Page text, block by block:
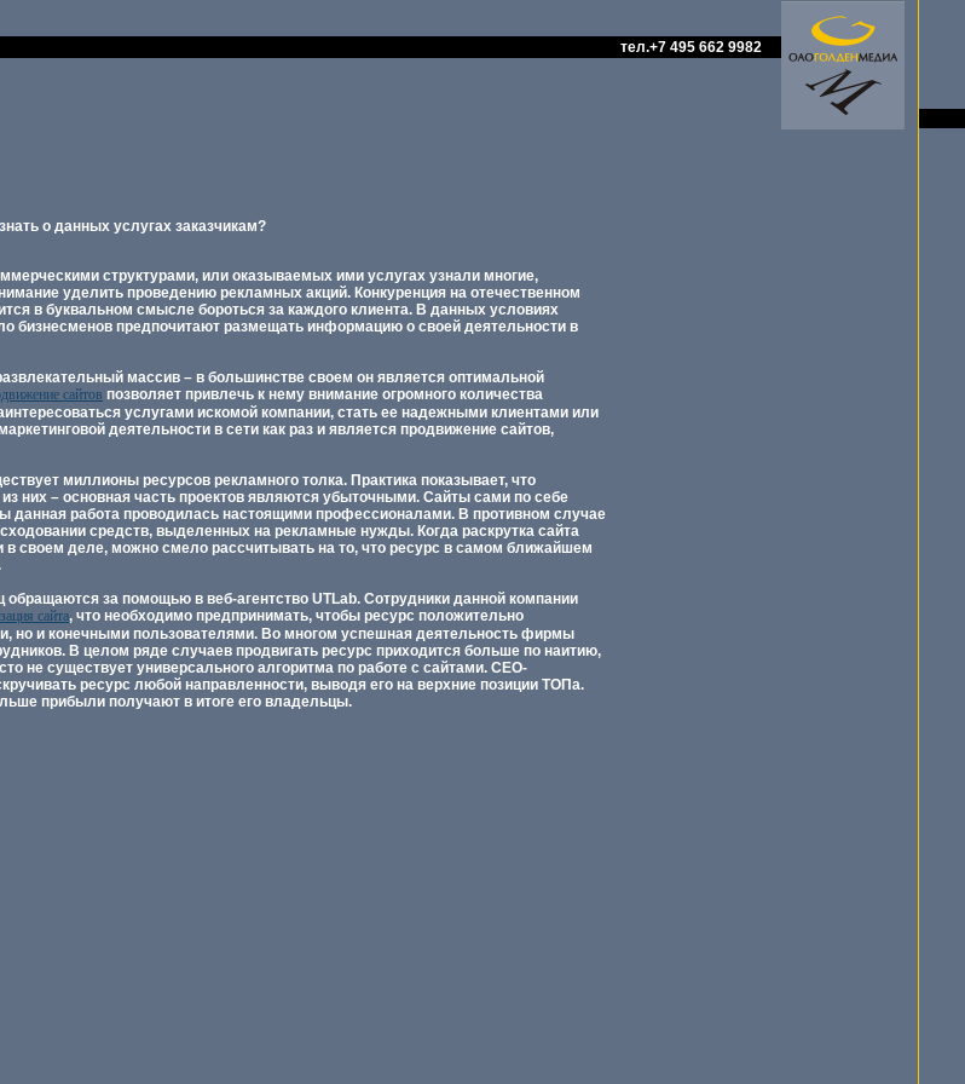
тел.+7 495 662 9982
о данных услугах заказчикам?
структурами, или оказываемых ими услугах узнали многие,
уделить проведению рекламных акций. Конкуренция на отечественном
в буквальном смысле бороться за каждого клиента. В данных условиях
бизнесменов предпочитают размещать информацию о своей деятельности в
массив – в большинстве своем он является оптимальной
сайтов позволяет привлечь к нему внимание огромного количества
услугами искомой компании, стать ее надежными клиентами или
деятельности в сети как раз и является продвижение сайтов,
миллионы ресурсов рекламного толка. Практика показывает, что
них – основная часть проектов являются убыточными. Сайты сами по себе
данная работа проводилась настоящими профессионалами. В противном случае
средств, выделенных на рекламные нужды. Когда раскрутка сайта
своем деле, можно смело рассчитывать на то, что ресурс в самом ближайшем
за помощью в веб-агентство UTLab. Сотрудники данной компании
сайта, что необходимо предпринимать, чтобы ресурс положительно
но и конечными пользователями. Во многом успешная деятельность фирмы
В целом ряде случаев продвигать ресурс приходится больше по наитию,
не существует универсального алгоритма по работе с сайтами. СЕО-
ресурс любой направленности, выводя его на верхние позиции ТОПа.
прибыли получают в итоге его владельцы.